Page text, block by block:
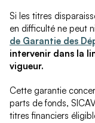
Si les titres
en difficulté ne peut
de Garantie des
intervenir dans la
vigueur.
Cette garantie
parts de fonds,
titres financiers